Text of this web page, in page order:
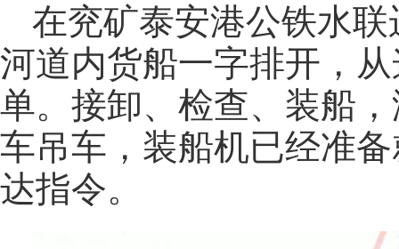
在兖矿泰安港公铁水
河道内货船一字排开，
单。接卸、检查、装船
车吊车，装船机已经准
达指令。